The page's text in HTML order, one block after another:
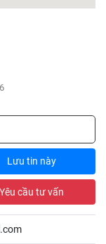
Lưu tin này
Yêu cầu tư vấn